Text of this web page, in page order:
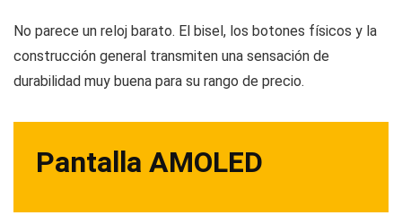
No parece un reloj barato. El bisel, los botones físicos y la
construcción general transmiten una sensación de
durabilidad muy buena para su rango de precio.
Pantalla AMOLED